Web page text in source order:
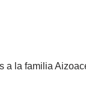
la familia